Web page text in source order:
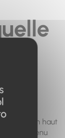
à
en haut
le contenu